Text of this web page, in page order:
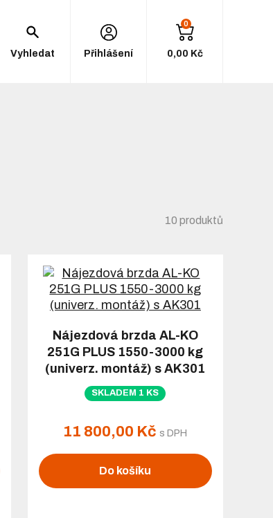
Vyhledat Přihlášení
0
0,00 Kč
10 produktů
Nájezdová brzda AL-KO
251G PLUS 1550-3000 kg
(univerz. montáž) s AK301
SKLADEM 1 KS
11 800,00 Kč s DPH
Do košíku